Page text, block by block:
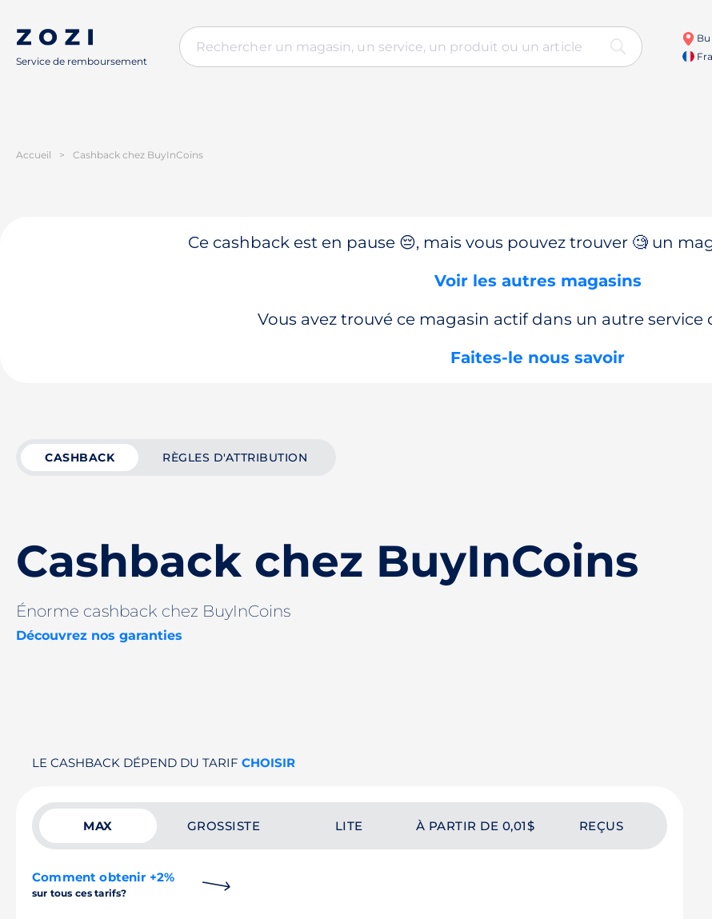
Service de remboursement
Accueil > Cashback chez BuyInCoins
Ce cashback est en pause 😔, mais vous pouvez trouver 🧐 un
Voir les autres magasins
Vous avez trouvé ce magasin actif dans un autre service
Faites-le nous savoir
CASHBACK RÈGLES D'ATTRIBUTION
Cashback chez BuyInCoins
Énorme cashback chez BuyInCoins
Découvrez nos garanties
LE CASHBACK DÉPEND DU TARIF CHOISIR
MAX GROSSISTE LITE À PARTIR DE 0,01$ REÇUS
Comment obtenir +2%
sur tous ces tarifs?